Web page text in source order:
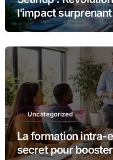
l’impact surprenant
Uncategorized
La formation intra-
secret pour